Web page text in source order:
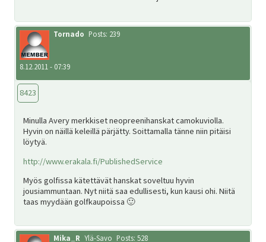
Tornado Posts: 239
8.12.2011 - 07:39
8423
Minulla Avery merkkiset neopreenihanskat camokuviolla.
Hyvin on näillä keleillä pärjätty. Soittamalla tänne niin pitäisi
löytyä.
http://www.erakala.fi/PublishedService
Myös golfissa kätettävät hanskat soveltuu hyvin
jousiammuntaan. Nyt niitä saa edullisesti, kun kausi ohi. Niitä
taas myydään golfkaupoissa 🙂
Mika_R Ylä-Savo Posts: 528